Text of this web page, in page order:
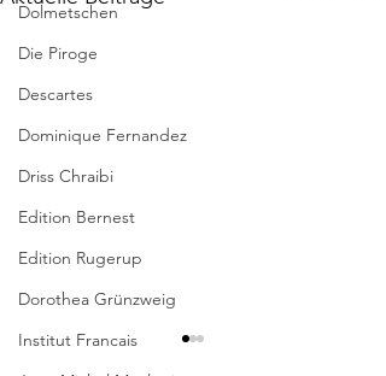
Dolmetschen
Die Piroge
Descartes
Dominique Fernandez
Driss Chraibi
Edition Bernest
Edition Rugerup
Dorothea Grünzweig
Institut Francais